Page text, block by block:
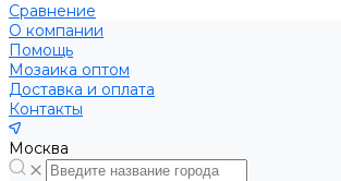
Сравнение
О компании
Помощь
Мозаика оптом
Доставка и оплата
Контакты
Москва